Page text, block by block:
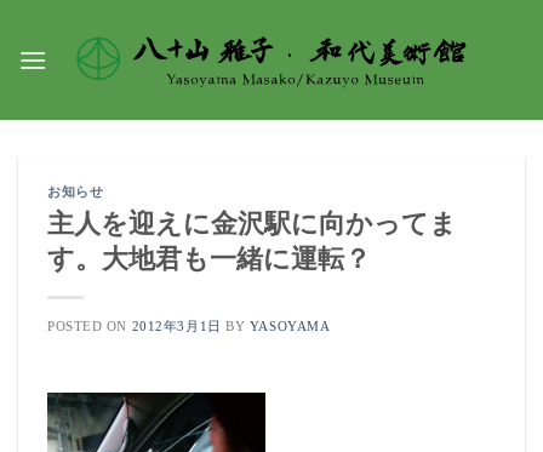
content
お知らせ
主人を迎えに金沢駅に向かってま
す。大地君も一緒に運転？
POSTED ON 2012年3月1日 BY YASOYAMA